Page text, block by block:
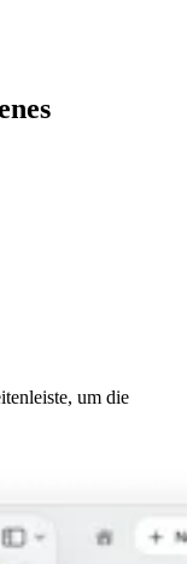
um die